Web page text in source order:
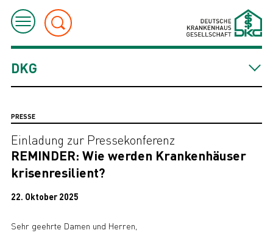
DKG
PRESSE
Einladung zur Pressekonferenz
REMINDER: Wie werden Krankenhäuser
krisenresilient?
22. Oktober 2025
Sehr geehrte Damen und Herren,